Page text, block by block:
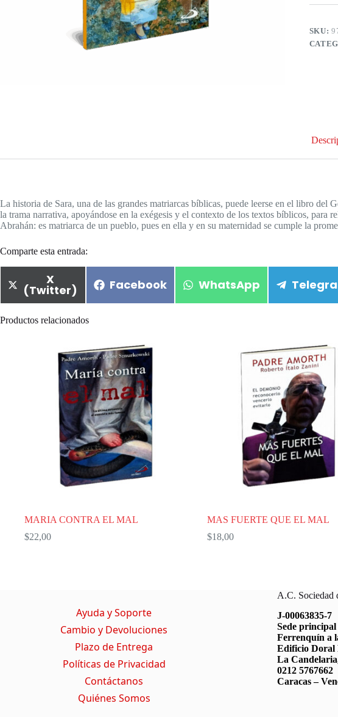
SKU:
La historia de Sara, una de las grandes matriarcas bíblicas, puede leerse en el libro
la trama narrativa, apoyándose en la exégesis y el contexto de los textos bíblicos, para
Abrahán: es matriarca de un pueblo, pues en ella y en su maternidad se cumple la
Comparte esta entrada:
X
(Twitter) Facebook WhatsApp
Productos relacionados
MARIA CONTRA EL MAL
$22,00
MAS FUERTE QUE EL MAL
$18,00
Ayuda y Soporte
Cambio y Devoluciones
Plazo de Entrega
Políticas de Privacidad
Contáctanos
Quiénes Somos
A.C. Sociedad
J-00063835-7
Sede principal
Ferrenquín a
Edificio Doral
La
0212 5767662
Caracas –